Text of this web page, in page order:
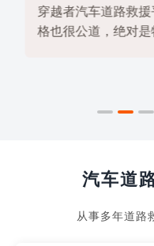
穿越者汽车道路救援
格也很公道，绝对是
汽车道
从事多年道路